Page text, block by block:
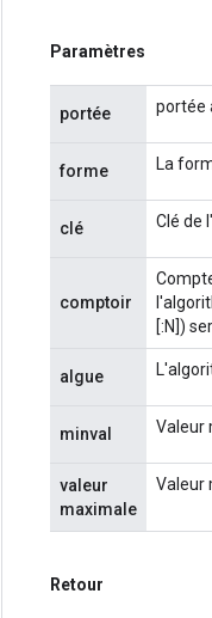
Paramètres
portée portée
forme La
clé Clé de
comptoir
[:N])
algue
minval Valeur
valeur
maximale
Valeur
Retour